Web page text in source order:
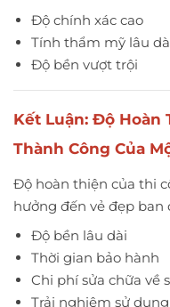
Độ chính xác cao
Tính thẩm mỹ lâu
Độ bền vượt trội
Kết Luận: Độ Hoàn
Thành Công Của
Độ hoàn thiện của thi
hưởng đến vẻ đẹp
Độ bền lâu dài
Thời gian bảo hành
Chi phí sửa chữa về
Trải nghiệm sử